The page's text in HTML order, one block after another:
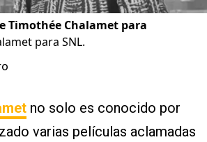
Timothée Chalamet para
para SNL.
no solo es conocido por
varias películas aclamadas